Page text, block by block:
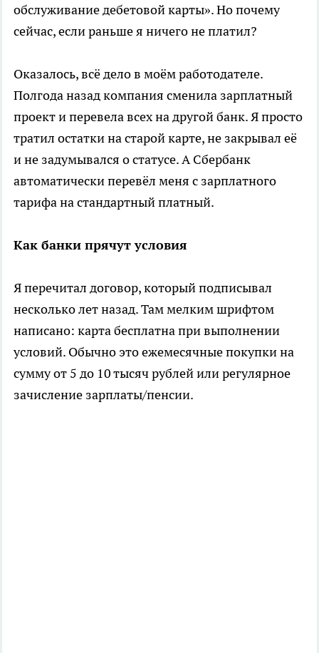
обслуживание дебетовой карты». Но почему
сейчас, если раньше я ничего не платил?
Оказалось, всё дело в моём работодателе.
Полгода назад компания сменила зарплатный
проект и перевела всех на другой банк. Я просто
тратил остатки на старой карте, не закрывал её
и не задумывался о статусе. А Сбербанк
автоматически перевёл меня с зарплатного
тарифа на стандартный платный.
Как банки прячут условия
Я перечитал договор, который подписывал
несколько лет назад. Там мелким шрифтом
написано: карта бесплатна при выполнении
условий. Обычно это ежемесячные покупки на
сумму от 5 до 10 тысяч рублей или регулярное
зачисление зарплаты/пенсии.